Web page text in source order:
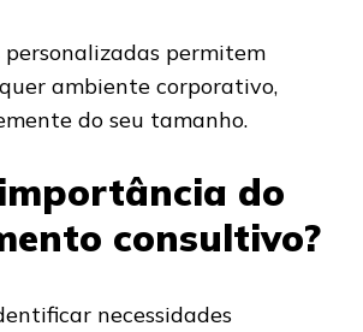
personalizadas permitem
ambiente corporativo,
do seu tamanho.
do
consultivo?
necessidades